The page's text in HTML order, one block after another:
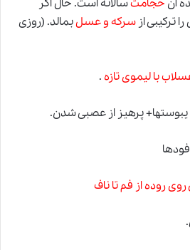
آن حجامتسالانه است. حال اگر
از سرکه و عسلبمالد. (روزی
با لیموی تازه .
یبوستها+ پرهیز از عصبی شدن.
روده از فم تا ناف